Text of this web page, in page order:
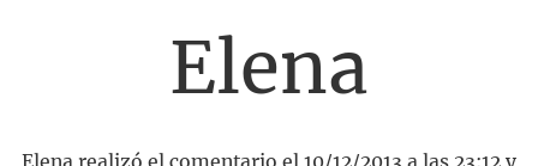
Elena
Elena realizó el comentario el 10/12/2013 a las 23:12 y